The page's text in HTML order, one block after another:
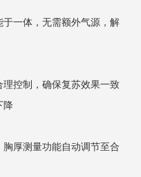
一体，无需额外气源，解
控制，确保复苏效果一致
降
厚测量功能自动调节至合